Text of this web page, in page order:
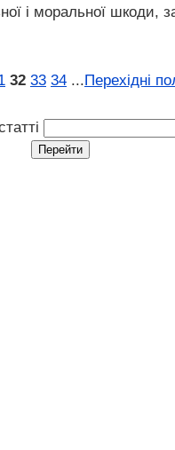
і моральної шкоди,
32 33 34 ...Перехідні